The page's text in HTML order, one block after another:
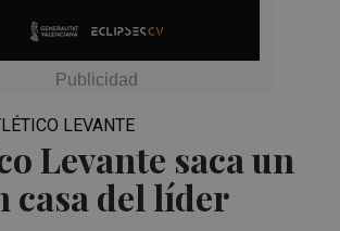
Levante saca un
casa del líder
LEVANTE